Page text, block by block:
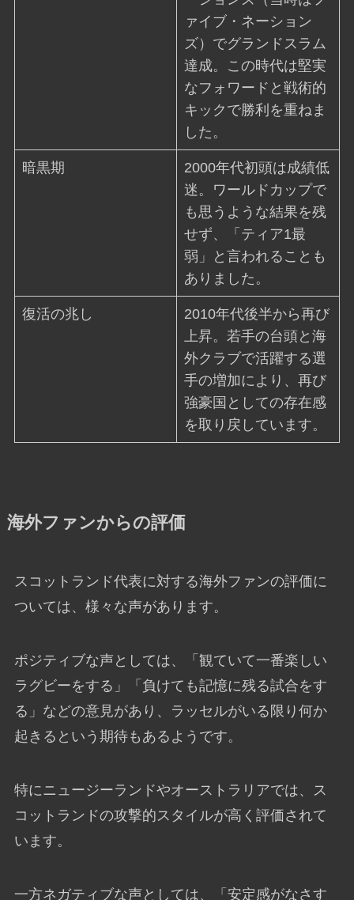
ァイブ・ネーション
ズ）でグランドスラム
達成。この時代は堅実
なフォワードと戦術的
キックで勝利を重ねま
した。
暗黒期
2000年代初頭は成績低
迷。ワールドカップで
も思うような結果を残
せず、「ティア1最
弱」と言われることも
ありました。
復活の兆し
2010年代後半から再び
上昇。若手の台頭と海
外クラブで活躍する選
手の増加により、再び
強豪国としての存在感
を取り戻しています。
海外ファンからの評価
スコットランド代表に対する海外ファンの評価に
ついては、様々な声があります。
ポジティブな声としては、「観ていて一番楽しい
ラグビーをする」「負けても記憶に残る試合をす
る」などの意見があり、ラッセルがいる限り何か
起きるという期待もあるようです。
特にニュージーランドやオーストラリアでは、ス
コットランドの攻撃的スタイルが高く評価されて
います。
一方ネガティブな声としては、「安定感がなさす